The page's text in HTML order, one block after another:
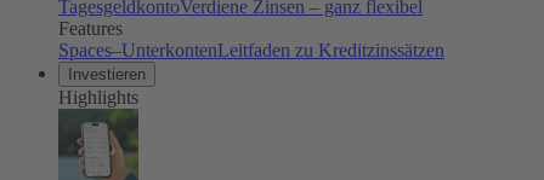
TagesgeldkontoVerdiene Zinsen – ganz flexibel
Features
Spaces–UnterkontenLeitfaden zu Kreditzinssätzen
Investieren
Highlights